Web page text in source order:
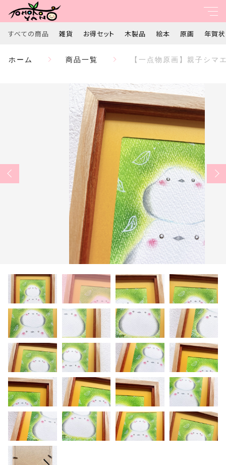
すべての商品 雑貨 お得セット 木製品 絵本 原画 年賀状
ホーム 商品一覧 【一点物原画】親子シ
【一点物原画】親子シマエナガの絵 ほんわかやさし
鳥 パステル画 かわいい絵 こども部屋 リビン
￥11,000（税込）
ショッピングを続ける
カートを確認する
雑貨
お得セット
木製品
絵本
原画
年賀状
グッズ（布もの）
講演会
ワークショップ
～
セール